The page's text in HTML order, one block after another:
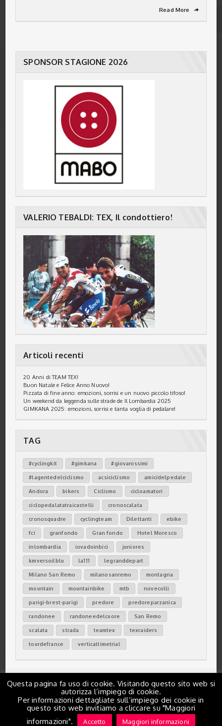
Read More ➦
SPONSOR STAGIONE 2026
VALERIO TEBALDI: TEX, Il condottiero!
Articoli recenti
20 Anni di TEAM TEX!
Buon Natale e Felice Anno Nuovo!
Pizzata di fine anno: emozioni, sorrisi e un nuovo piccolo tifoso!
Un weekend da leggenda sulle strade de Il Lombardia 2025
GIMKANA 2025: emozioni, sorrisi e tanta voglia di pedalare!
TAG
#cyclingkit #gimkana #giovanissimi
#lagentedelciclismo acsiciclismo amicidelpedale
Andora bikers Ciclismo cicloamatori
ciclopedalatatraicastelli cronoscalata
cronosquadre cyclingteam Dilettanti ebike
fci granfondo Gran fondo Hotel Moresco
inlombardia iovadoinbici juniores
kmversoilblu la111 legranddepart
Milano San Remo milanosanremo montagna
mountain mountainbike mtb novecolli
parigi-brest-parigi predore predoreparzanica
randonee randoneedelcuore San Remo
scalata strada teamtex texraiders
tourdefrance verticaltimetrial
© Copyright 2026 Sportimo All Rights Reserved.
Designed & developed by
Questa pagina fa uso di cookie. Visitando questo sito web si
autorizza l’impiego di cookie.
Per informazioni dettagliate sull’impiego dei cookie in
questo sito web invitiamo a cliccare su "Maggiori
informazioni".
Accetto Maggiori informazioni